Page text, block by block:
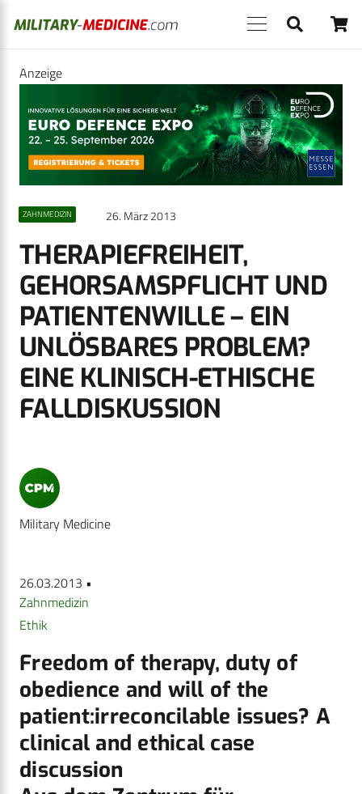
Anzeige
ZAHNMEDIZIN 26. März 2013
THERAPIEFREIHEIT,
GEHORSAMSPFLICHT UND
PATIENTENWILLE – EIN
UNLÖSBARES PROBLEM?
EINE KLINISCH-ETHISCHE
FALLDISKUSSION
Military Medicine
26.03.2013 •
Zahnmedizin
Ethik
Freedom of therapy, duty of
obedience and will of the
patient:irreconcilable issues? A
clinical and ethical case
discussion